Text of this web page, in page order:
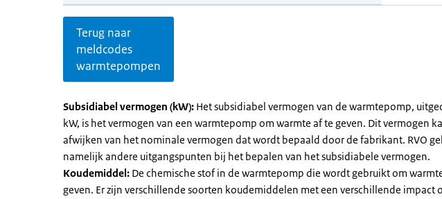
Terug naar
meldcodes
warmtepompen
Subsidiabel vermogen (kW): Het subsidiabel vermogen van de warmtepomp,
kW, is het vermogen van een warmtepomp om warmte af te geven. Dit vermogen
afwijken van het nominale vermogen dat wordt bepaald door de fabrikant. RVO
namelijk andere uitgangspunten bij het bepalen van het subsidiabele vermogen.
Koudemiddel: De chemische stof in de warmtepomp die wordt gebruikt om
geven. Er zijn verschillende soorten koudemiddelen met een verschillende impact